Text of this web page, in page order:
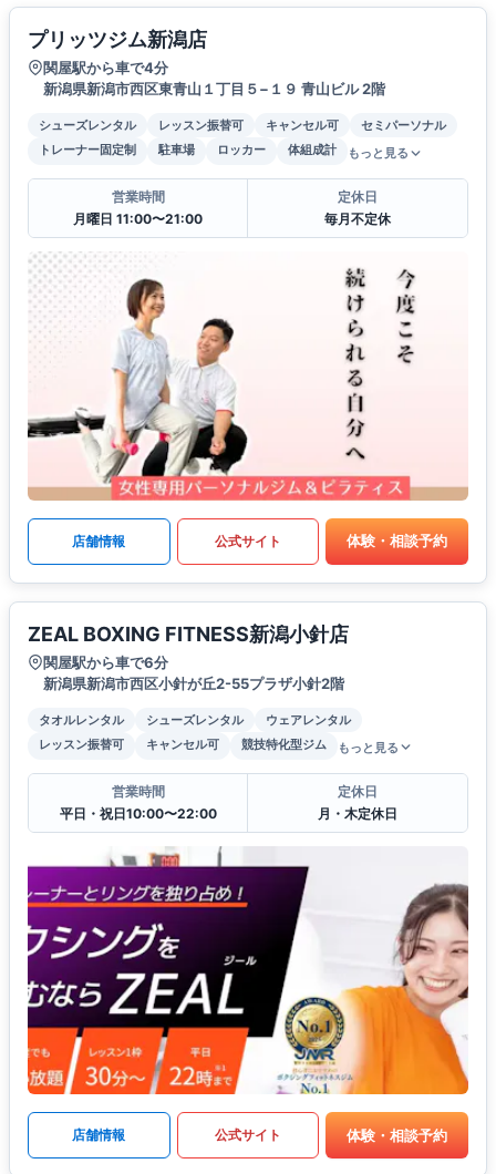
プリッツジム新潟店
関屋駅から車で4分
新潟県新潟市西区東青山１丁目５−１９ 青山ビル 2階
シューズレンタル レッスン振替可 キャンセル可
セミパーソナル
トレーナー固定制
駐車場 ロッカー 体組成計 もっと見る
営業時間
月曜日 11:00〜21:00
定休日
毎月不定休
店舗情報 公式サイト 体験・相談予約
ZEAL BOXING FITNESS新潟小針店
関屋駅から車で6分
新潟県新潟市西区小針が丘2-55プラザ小針2階
タオルレンタル シューズレンタル
ウェアレンタル
レッスン振替可
キャンセル可 競技特化型ジム もっと見る
営業時間
平日・祝日10:00〜22:00
定休日
月・木定休日
店舗情報 公式サイト 体験・相談予約